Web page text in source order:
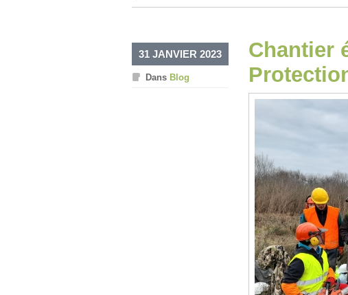
Chantier
31 JANVIER 2023
Dans Blog